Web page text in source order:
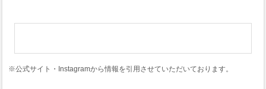
※公式サイト・Instagramから情報を引用させていただいております。